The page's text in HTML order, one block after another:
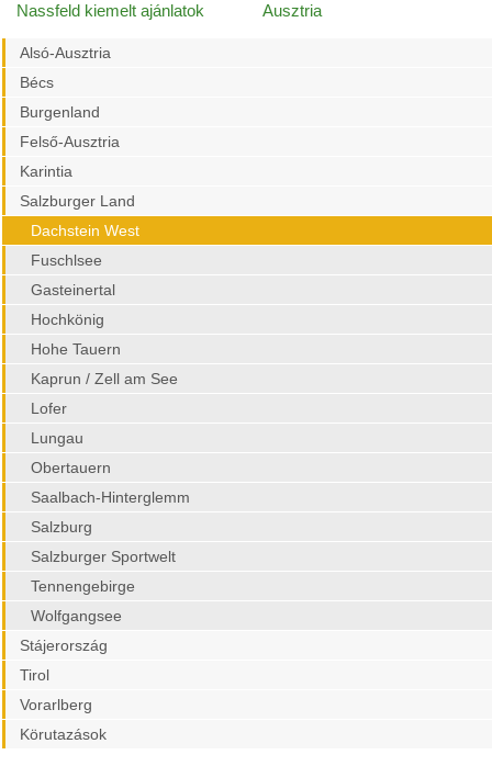
Nassfeld kiemelt ajánlatok
Ausztria
Alsó-Ausztria
Bécs
Burgenland
Felső-Ausztria
Karintia
Salzburger Land
Dachstein West
Fuschlsee
Gasteinertal
Hochkönig
Hohe Tauern
Kaprun / Zell am See
Lofer
Lungau
Obertauern
Saalbach-Hinterglemm
Salzburg
Salzburger Sportwelt
Tennengebirge
Wolfgangsee
Stájerország
Tirol
Vorarlberg
Körutazások